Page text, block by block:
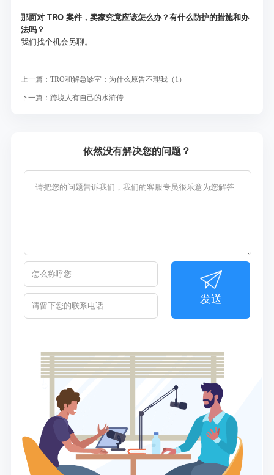
那面对 TRO 案件，卖家究竟应该怎么办？有什么防护的措施和办
法吗？
我们找个机会另聊。
上一篇：TRO和解急诊室：为什么原告不理我（1）
下一篇：跨境人有自己的水浒传
依然没有解决您的问题？
发送